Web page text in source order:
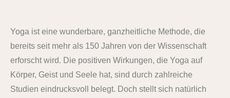
Yoga ist eine wunderbare, ganzheitliche Methode, die
bereits seit mehr als 150 Jahren von der Wissenschaft
erforscht wird. Die positiven Wirkungen, die Yoga auf
Körper, Geist und Seele hat, sind durch zahlreiche
Studien eindrucksvoll belegt. Doch stellt sich natürlich